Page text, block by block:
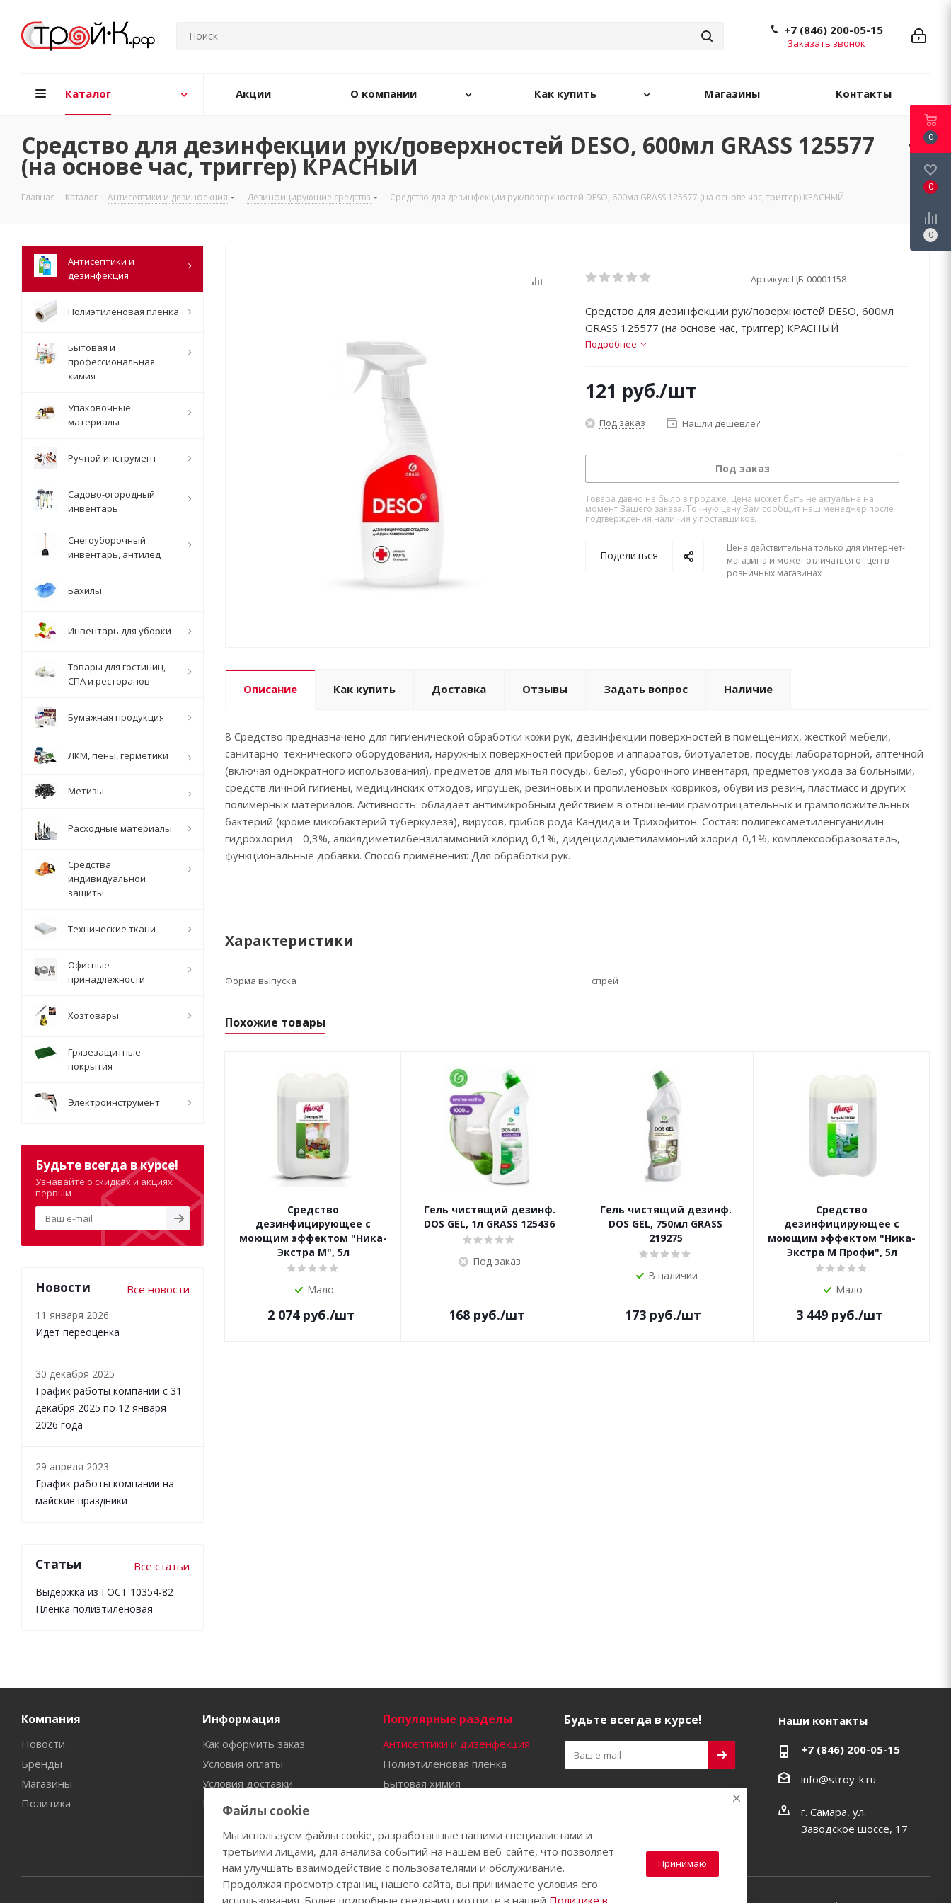
+7 (846) 200-05-15
Заказать звонок
Каталог Акции О компании Как купить Магазины Контакты
Средство для дезинфекции рук/поверхностей DESO, 600мл GRASS 125577
(на основе час, триггер) КРАСНЫЙ
Главная - Каталог - Антисептики и дезинфекция - Дезинфицирующие средства - Средство для дезинфекции рук/поверхностей DESO, 600мл GRASS 125577 (на основе час, триггер) КРАСНЫЙ
Артикул: ЦБ-00001158
Средство для дезинфекции рук/поверхностей DESO, 600мл
GRASS 125577 (на основе час, триггер) КРАСНЫЙ
Подробнее
121 руб./шт
Под заказ Нашли дешевле?
Под заказ
Товара давно не было в продаже. Цена может быть не актуальна на
момент Вашего заказа. Точную цену Вам сообщит наш менеджер после
подтверждения наличия у поставщиков.
Поделиться
Цена действительна только для интернет-
магазина и может отличаться от цен в
розничных магазинах
Описание Как купить Доставка Отзывы Задать вопрос Наличие
8 Средство предназначено для гигиенической обработки кожи рук, дезинфекции поверхностей в помещениях, жесткой мебели,
санитарно-технического оборудования, наружных поверхностей приборов и аппаратов, биотуалетов, посуды лабораторной, аптечной
(включая однократного использования), предметов для мытья посуды, белья, уборочного инвентаря, предметов ухода за больными,
средств личной гигиены, медицинских отходов, игрушек, резиновых и пропиленовых ковриков, обуви из резин, пластмасс и других
полимерных материалов. Активность: обладает антимикробным действием в отношении грамотрицательных и грамположительных
бактерий (кроме микобактерий туберкулеза), вирусов, грибов рода Кандида и Трихофитон. Состав: полигексаметиленгуанидин
гидрохлорид - 0,3%, алкилдиметилбензиламмоний хлорид 0,1%, дидецилдиметиламмоний хлорид-0,1%, комплексообразователь,
функциональные добавки. Способ применения: Для обработки рук.
Характеристики
Форма выпуска спрей
Похожие товары
Средство
дезинфицирующее с
моющим эффектом "Ника-
Экстра М", 5л
Мало
2 074руб./шт
Гель чистящий дезинф.
DOS GEL, 1л GRASS 125436
Под заказ
168 руб./шт
Гель чистящий дезинф.
DOS GEL, 750мл GRASS
219275
В наличии
173 руб./шт
Средство
дезинфицирующее с
моющим эффектом "Ника-
Экстра М Профи", 5л
Мало
3 449руб./шт
Антисептики и
дезинфекция
Полиэтиленовая пленка
Бытовая и
профессиональная
химия
Упаковочные
материалы
Ручной инструмент
Садово-огородный
инвентарь
Снегоуборочный
инвентарь, антилед
Бахилы
Инвентарь для уборки
Товары для гостиниц,
СПА и ресторанов
Бумажная продукция
ЛКМ, пены, герметики
Метизы
Расходные материалы
Средства
индивидуальной
защиты
Технические ткани
Офисные
принадлежности
Хозтовары
Грязезащитные
покрытия
Электроинструмент
Будьте всегда в курсе!
Узнавайте о скидках и акциях
первым
Новости Все новости
11 января 2026
Идет переоценка
30 декабря 2025
График работы компании с 31
декабря 2025 по 12 января
2026 года
29 апреля 2023
График работы компании на
майские праздники
Статьи Все статьи
Выдержка из ГОСТ 10354-82
Пленка полиэтиленовая
Компания
Новости
Бренды
Магазины
Политика
Информация
Как оформить заказ
Условия оплаты
Условия доставки
Гарантия на товар
Популярные разделы
Антисептики и дизенфекция
Полиэтиленовая пленка
Бытовая химия
Бахилы
Будьте всегда в курсе! Наши контакты
+7 (846) 200-05-15
info@stroy-k.ru
г. Самара, ул.
Заводское шоссе, 17
0
0
0
Файлы cookie
Мы используем файлы cookie, разработанные нашими специалистами и
третьими лицами, для анализа событий на нашем веб-сайте, что позволяет
нам улучшать взаимодействие с пользователями и обслуживание.
Продолжая просмотр страниц нашего сайта, вы принимаете условия его
использования. Более подробные сведения смотрите в нашей Политике в
Принимаю